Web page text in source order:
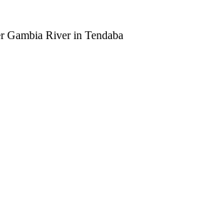
Gambia River in Tendaba